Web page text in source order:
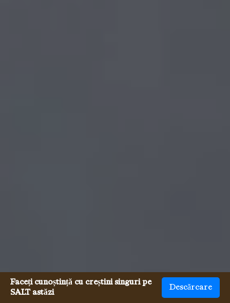
Faceți cunoștință cu creștini singuri pe
SALT astăzi
Descărcare